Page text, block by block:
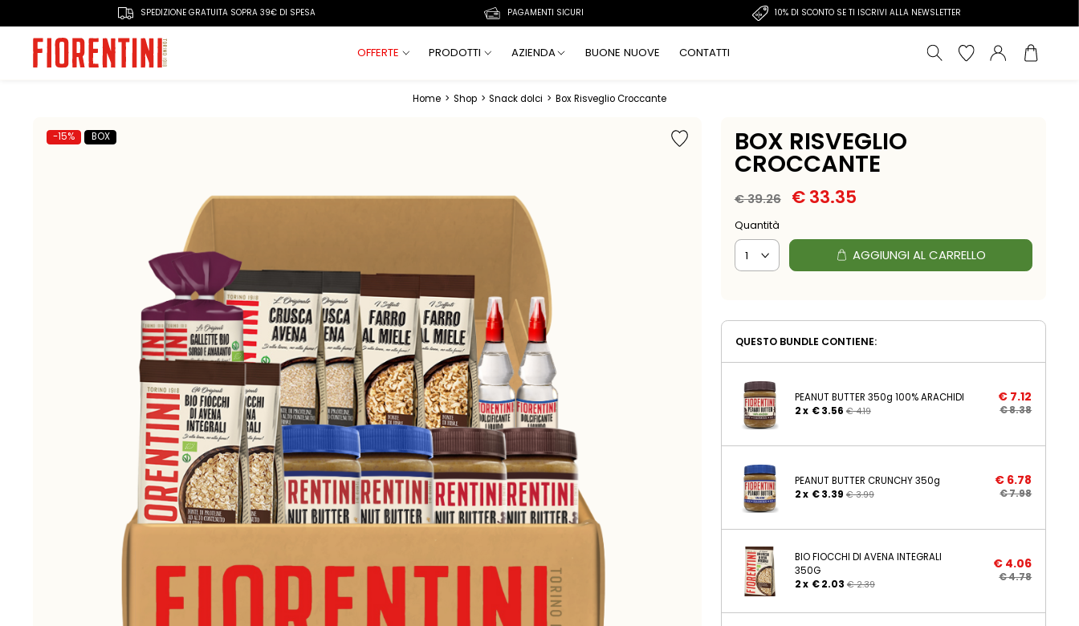
SPEDIZIONE GRATUITA SOPRA 39€ DI SPESA PAGAMENTI SICURI 10% DI SCONTO SE TI ISCRIVI ALLA NEWSLETTER
OFFERTE PRODOTTI AZIENDA BUONE NUOVE CONTATTI
Home > Shop > Snack dolci > Box Risveglio Croccante
-15% BOX BOX RISVEGLIO
CROCCANTE
€39.26 Il prezzo originale era: € 39.26.
€33.35Il prezzo attuale è: €
Quantità
AGGIUNGI AL CARRELLO
QUESTO BUNDLE CONTIENE:
PEANUT BUTTER 350g 100% ARACHIDI
2 x €3.56 €4.19
€ 7.12
€8.38
PEANUT BUTTER CRUNCHY 350g
2 x €3.39 €3.99
€ 6.78
€7.98
BIO FIOCCHI DI AVENA INTEGRALI
350G
2 x €2.03 €2.39
€ 4.06
€4.78